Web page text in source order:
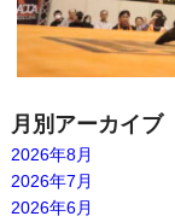
月別アーカイブ
2026年8月
2026年7月
2026年6月